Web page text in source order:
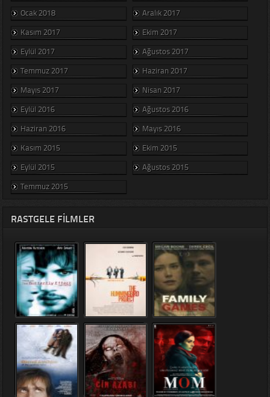
Ocak 2018
Aralık 2017
Kasım 2017
Ekim 2017
Eylül 2017
Ağustos 2017
Temmuz 2017
Haziran 2017
Mayıs 2017
Nisan 2017
Eylül 2016
Ağustos 2016
Haziran 2016
Mayıs 2016
Kasım 2015
Ekim 2015
Eylül 2015
Ağustos 2015
Temmuz 2015
RASTGELE FILMLER